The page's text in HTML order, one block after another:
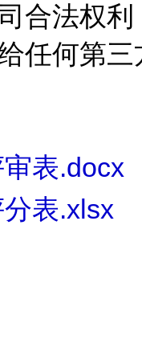
法权利
任何第三
表.docx
表.xlsx